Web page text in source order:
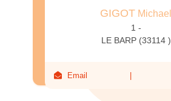
GIGOT Michael
1 -
LE BARP (33114 )
Email